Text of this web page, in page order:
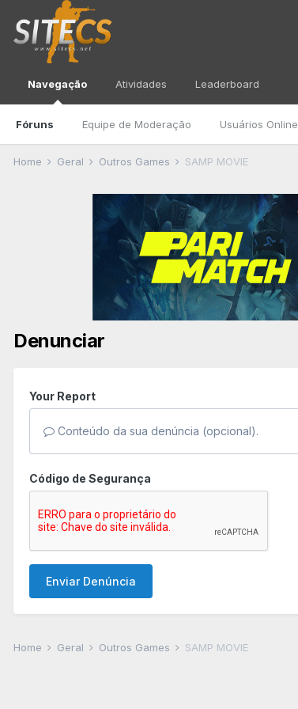
Navegação
Fóruns Equipe de Moderação Usuários Online
Atividades Leaderboard
Home Geral Outros Games SAMP MOVIE
Denunciar
Your Report
Conteúdo da sua denúncia (opcional).
Código de Segurança
Enviar Denúncia
Home Geral Outros Games SAMP MOVIE